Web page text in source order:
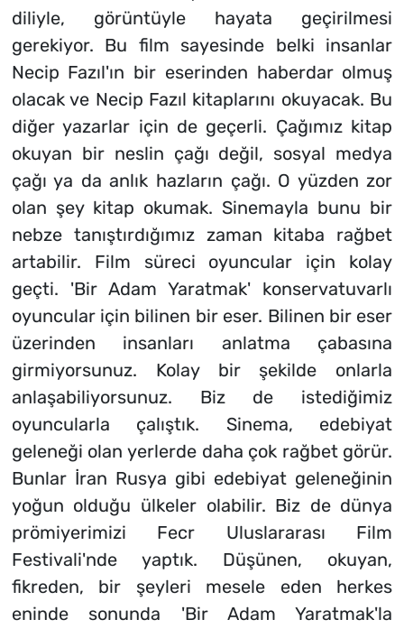
diliyle, görüntüyle hayata geçirilmesi
gerekiyor. Bu film sayesinde belki insanlar
Necip Fazıl'ın bir eserinden haberdar olmuş
olacak ve Necip Fazıl kitaplarını okuyacak. Bu
diğer yazarlar için de geçerli. Çağımız kitap
okuyan bir neslin çağı değil, sosyal medya
çağı ya da anlık hazların çağı. O yüzden zor
olan şey kitap okumak. Sinemayla bunu bir
nebze tanıştırdığımız zaman kitaba rağbet
artabilir. Film süreci oyuncular için kolay
geçti. 'Bir Adam Yaratmak' konservatuvarlı
oyuncular için bilinen bir eser. Bilinen bir eser
üzerinden insanları anlatma çabasına
girmiyorsunuz. Kolay bir şekilde onlarla
anlaşabiliyorsunuz. Biz de istediğimiz
oyuncularla çalıştık. Sinema, edebiyat
geleneği olan yerlerde daha çok rağbet görür.
Bunlar İran Rusya gibi edebiyat geleneğinin
yoğun olduğu ülkeler olabilir. Biz de dünya
prömiyerimizi Fecr Uluslararası Film
Festivali'nde yaptık. Düşünen, okuyan,
fikreden, bir şeyleri mesele eden herkes
eninde sonunda 'Bir Adam Yaratmak'la